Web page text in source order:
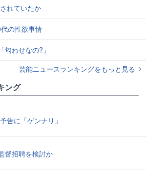
れていたか
の性欲事情
匂わせなの?」
芸能ニュースランキングをもっと見る
ング
告に「ゲンナリ」
督招聘を検討か